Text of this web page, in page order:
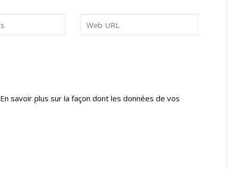
En savoir plus sur la façon dont les données de vos